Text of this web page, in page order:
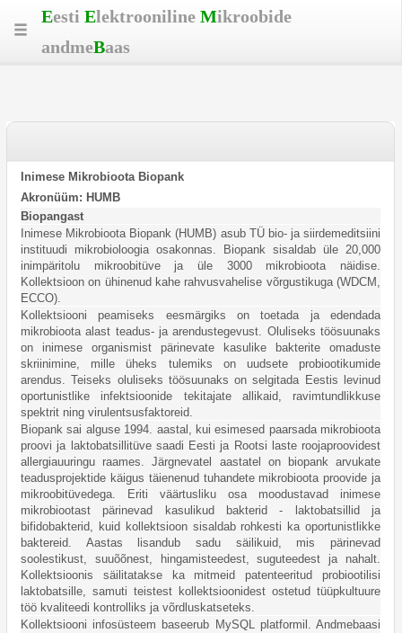
Tagasi
otsingusse
Hotkeys
reference
Eesti Elektrooniline Mikroobide
andmeBaas
Inimese Mikrobioota Biopank
Akronüüm: HUMB
Biopangast
Inimese Mikrobioota Biopank (HUMB) asub TÜ bio- ja siirdemeditsiini
instituudi mikrobioloogia osakonnas. Biopank sisaldab üle 20,000
inimpäritolu mikroobitüve ja üle 3000 mikrobioota näidise.
Kollektsioon on ühinenud kahe rahvusvahelise võrgustikuga (WDCM,
ECCO).
Kollektsiooni peamiseks eesmärgiks on toetada ja edendada
mikrobioota alast teadus- ja arendustegevust. Oluliseks töösuunaks
on inimese organismist pärinevate kasulike bakterite omaduste
skriinimine, mille üheks tulemiks on uudsete probiootikumide
arendus. Teiseks oluliseks töösuunaks on selgitada Eestis levinud
oportunistlike infektsioonide tekitajate allikaid, ravimtundlikkuse
spektrit ning virulentsusfaktoreid.
Biopank sai alguse 1994. aastal, kui esimesed paarsada mikrobioota
proovi ja laktobatsillitüve saadi Eesti ja Rootsi laste roojaproovidest
allergiauuringu raames. Järgnevatel aastatel on biopank arvukate
teadusprojektide käigus täienenud tuhandete mikrobioota proovide ja
mikroobitüvedega. Eriti väärtusliku osa moodustavad inimese
mikrobiootast pärinevad kasulikud bakterid - laktobatsillid ja
bifidobakterid, kuid kollektsioon sisaldab rohkesti ka oportunistlikke
baktereid. Aastas lisandub sadu säilikuid, mis pärinevad
soolestikust, suuõõnest, hingamisteedest, suguteedest ja nahalt.
Kollektsioonis säilitatakse ka mitmeid patenteeritud probiootilisi
laktobatsille, samuti teistest kollektsioonidest ostetud tüüpkultuure
töö kvaliteedi kontrolliks ja võrdluskatseteks.
Kollektsiooni infosüsteem baseerub MySQL platformil. Andmebaasi